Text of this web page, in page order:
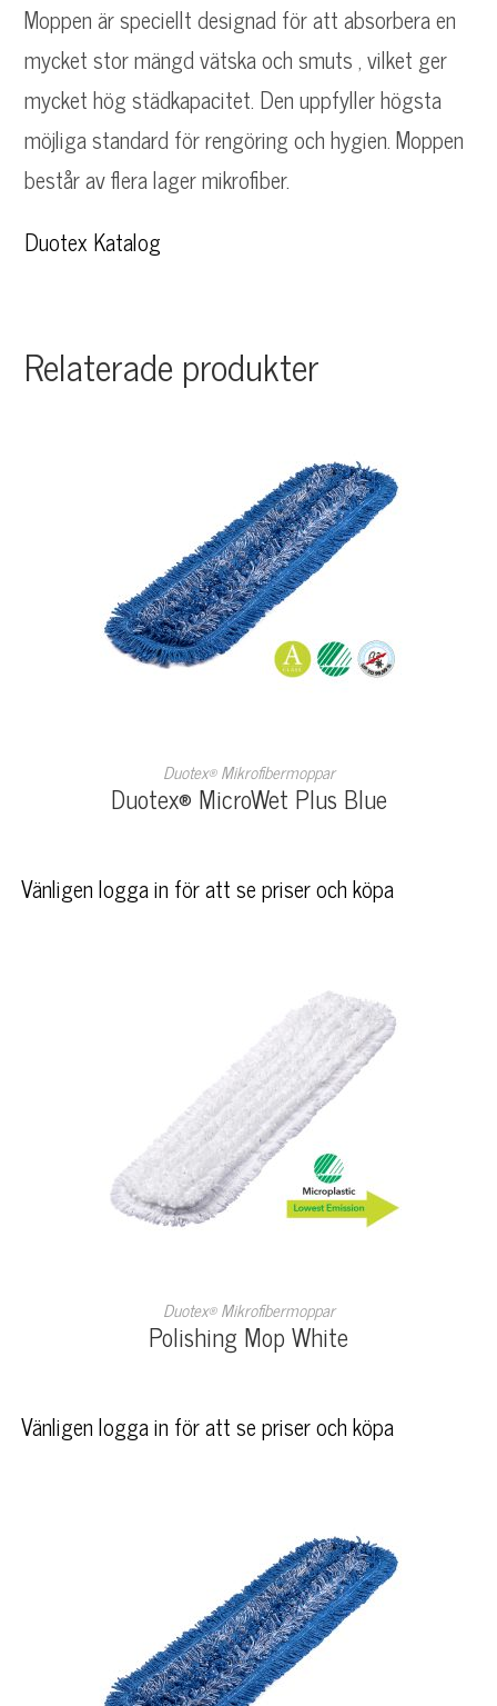
:Moppen är speciellt designad för att absorbera en
mycket stor mängd vätska och smuts , vilket ger
mycket hög städkapacitet. Den uppfyller högsta
möjliga standard för rengöring och hygien. Moppen
består av flera lager mikrofiber.
Duotex Katalog
Relaterade produkter
LÄS MER
Duotex® Mikrofibermoppar
Duotex® MicroWet Plus Blue
Vänligen logga in för att se priser och köpa
LÄS MER
Duotex® Mikrofibermoppar
Polishing Mop White
Vänligen logga in för att se priser och köpa